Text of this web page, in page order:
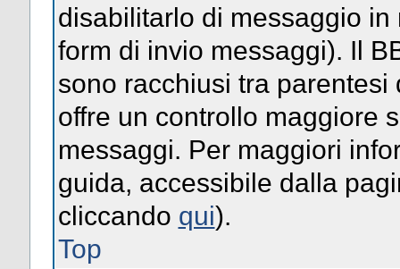
disabilitarlo di messaggio
form di invio messaggi). Il
sono racchiusi tra
offre un controllo maggiore
messaggi. Per maggiori
guida, accessibile dalla
cliccando qui).
Top